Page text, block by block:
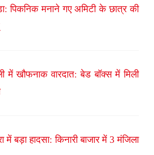
पिकनिक मनाने गए अमिटी के छात्र की
में खौफनाक वारदात: बेड बॉक्स में मिली
में बड़ा हादसा: किनारी बाजार में 3 मंजिला